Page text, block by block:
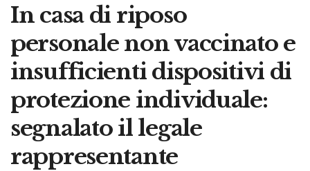
In casa di riposo
personale non vaccinato e
insufficienti dispositivi di
protezione individuale:
segnalato il legale
rappresentante